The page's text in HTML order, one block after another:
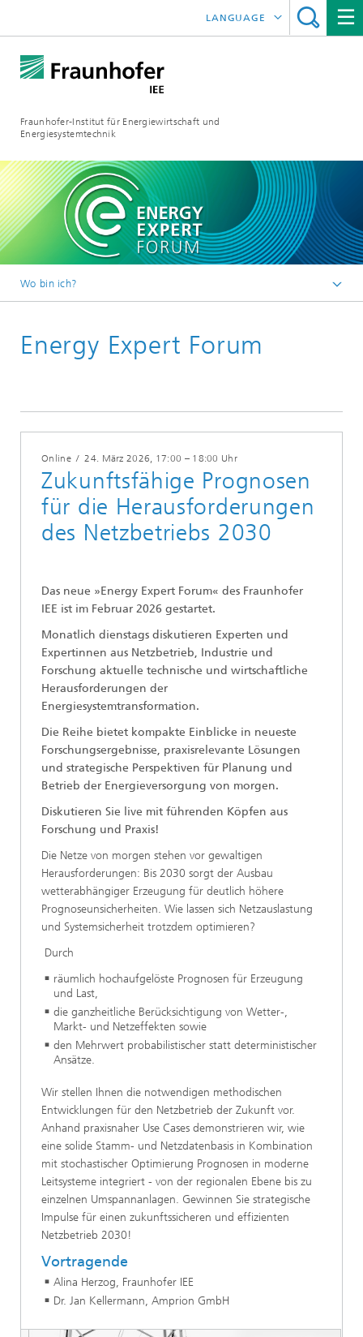
Fraunhofer-Institut für Energiewirtschaft und
Energiesystemtechnik
LANGUAGE
Wo bin ich?
Energy Expert Forum
Online/24. März 2026, 17:00 – 18:00 Uhr
Zukunftsfähige Prognosen
für die Herausforderungen
des Netzbetriebs 2030
Das neue »Energy Expert Forum« des Fraunhofer
IEE ist im Februar 2026 gestartet.
Monatlich dienstags diskutieren Experten und
Expertinnen aus Netzbetrieb, Industrie und
Forschung aktuelle technische und wirtschaftliche
Herausforderungen der
Energiesystemtransformation.
Die Reihe bietet kompakte Einblicke in neueste
Forschungsergebnisse, praxisrelevante Lösungen
und strategische Perspektiven für Planung und
Betrieb der Energieversorgung von morgen.
Diskutieren Sie live mit führenden Köpfen aus
Forschung und Praxis!
Die Netze von morgen stehen vor gewaltigen
Herausforderungen: Bis 2030 sorgt der Ausbau
wetterabhängiger Erzeugung für deutlich höhere
Prognoseunsicherheiten. Wie lassen sich Netzauslastung
und Systemsicherheit trotzdem optimieren?
Durch
räumlich hochaufgelöste Prognosen für Erzeugung
und Last,
die ganzheitliche Berücksichtigung von Wetter-,
Markt- und Netzeffekten sowie
den Mehrwert probabilistischer statt deterministischer
Ansätze.
Wir stellen Ihnen die notwendigen methodischen
Entwicklungen für den Netzbetrieb der Zukunft vor.
Anhand praxisnaher Use Cases demonstrieren wir, wie
eine solide Stamm- und Netzdatenbasis in Kombination
mit stochastischer Optimierung Prognosen in moderne
Leitsysteme integriert - von der regionalen Ebene bis zu
einzelnen Umspannanlagen. Gewinnen Sie strategische
Impulse für einen zukunftssicheren und effizienten
Netzbetrieb 2030!
Vortragende
Alina Herzog, Fraunhofer IEE
Dr. Jan Kellermann, Amprion GmbH